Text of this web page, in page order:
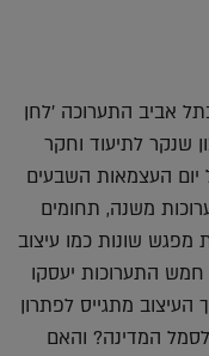
אביב התערוכה 'לחן
שנקר לתיעוד וחקר
יום העצמאות השבעים
משנה, תחומים
מפגש שונות כמו עיצוב
חמש התערוכות יעסקו
מתגייס לפתרון
לסמל המדינה? והאם